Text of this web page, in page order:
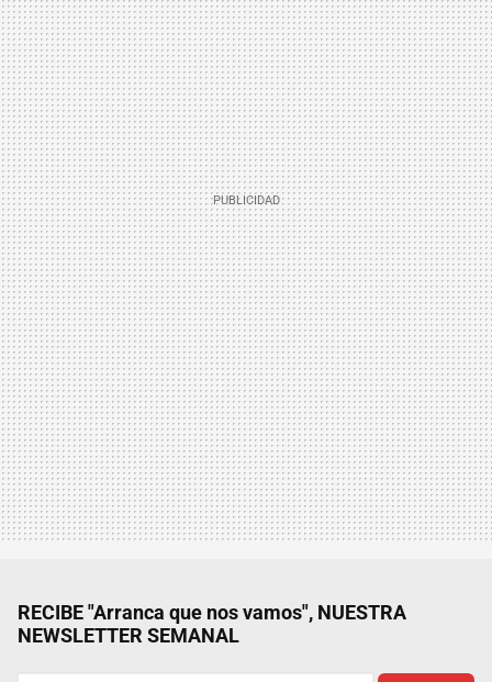
RECIBE "Arranca que nos vamos", NUESTRA
NEWSLETTER SEMANAL